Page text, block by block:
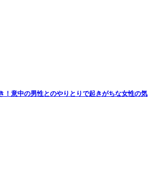
！意中の男性とのやりとりで起きがちな女性の気